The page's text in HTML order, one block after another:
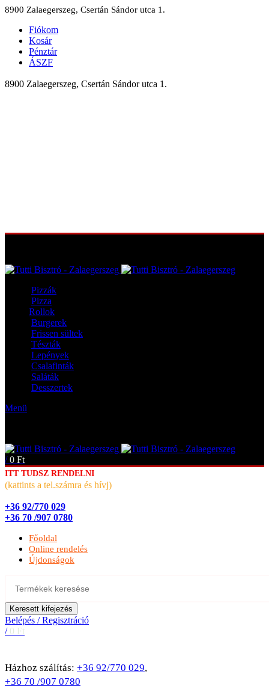
8900 Zalaegerszeg, Csertán Sándor utca 1.
Fiókom
Kosár
Pénztár
ÁSZF
8900 Zalaegerszeg, Csertán Sándor utca 1.
Pizzák
Pizza
Rollok
Burgerek
Frissen sültek
Tészták
Lepények
Csalafinták
Saláták
Desszertek
Menü
/ 0 Ft
ITT TUDSZ RENDELNI
(kattints a tel.számra és hívj)
+36 92/770 029
+36 70 /907 0780
Főoldal
Online rendelés
Újdonságok
Keresett kifejezés
Belépés / Regisztráció
/ 0 Ft
Házhoz szálítás: +36 92/770 029,
+36 70 /907 0780